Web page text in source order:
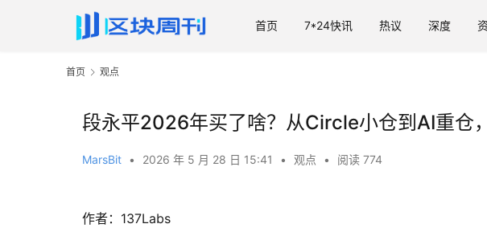
首页 7*24快讯 热议 深度
首页 观点
段永平2026年买了啥？从Circle小仓到AI重仓
MarsBit • 2026 年 5 月 28 日 15:41 • 观点 • 阅读 774
作者：137Labs